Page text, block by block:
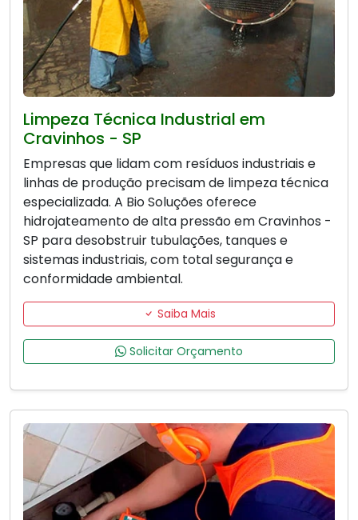
Limpeza Técnica Industrial em
Cravinhos - SP
Empresas que lidam com resíduos industriais e
linhas de produção precisam de limpeza técnica
especializada. A Bio Soluções oferece
hidrojateamento de alta pressão em Cravinhos -
SP para desobstruir tubulações, tanques e
sistemas industriais, com total segurança e
conformidade ambiental.
Saiba Mais
Solicitar Orçamento